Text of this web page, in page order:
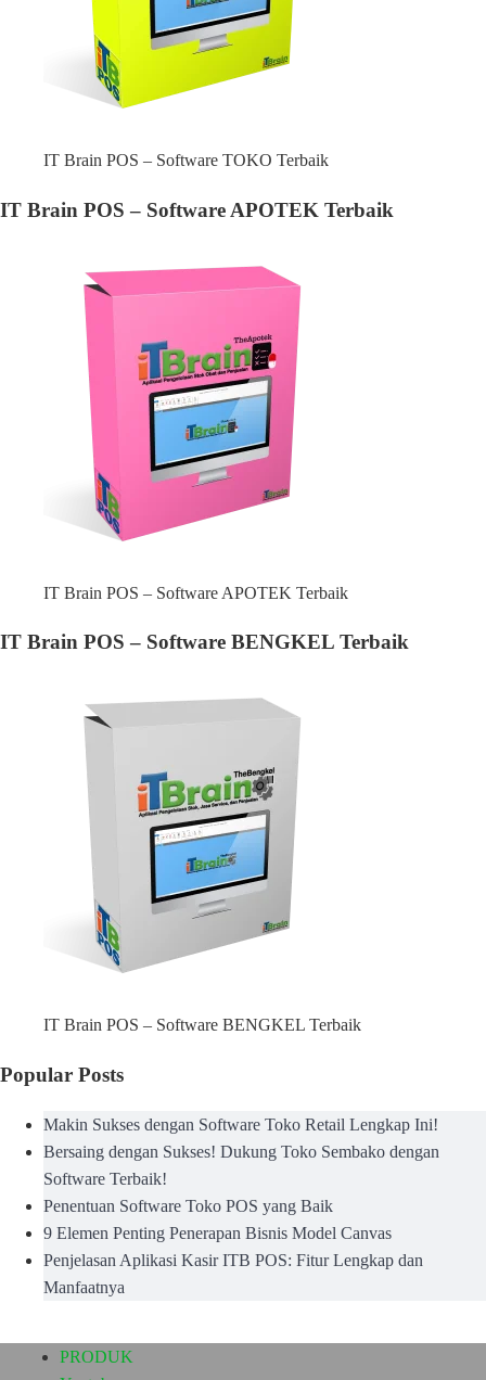
IT Brain POS – Software TOKO Terbaik
IT Brain POS – Software APOTEK Terbaik
IT Brain POS – Software APOTEK Terbaik
IT Brain POS – Software BENGKEL Terbaik
IT Brain POS – Software BENGKEL Terbaik
Popular Posts
Makin Sukses dengan Software Toko Retail Lengkap Ini!
Bersaing dengan Sukses! Dukung Toko Sembako dengan
Software Terbaik!
Penentuan Software Toko POS yang Baik
9 Elemen Penting Penerapan Bisnis Model Canvas
Penjelasan Aplikasi Kasir ITB POS: Fitur Lengkap dan
Manfaatnya
PRODUK